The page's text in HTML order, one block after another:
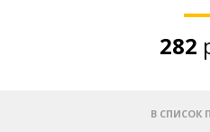
282
В СПИСОК